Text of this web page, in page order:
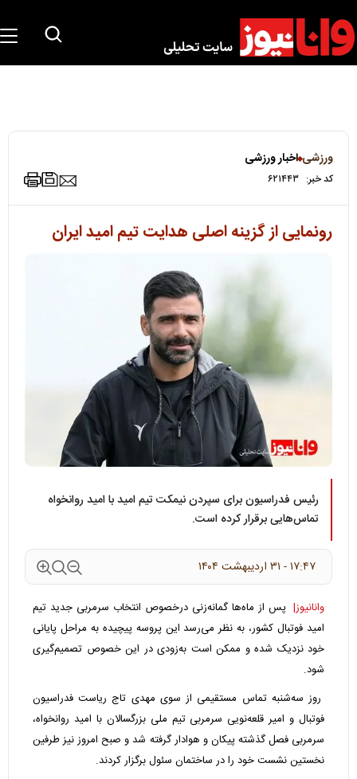
ورزشی اخبار ورزشی
کد خبر: ۶۲۱۴۴۳
رونمایی از گزینه اصلی هدایت تیم امید ایران
رئیس فدراسیون برای سپردن نیمکت تیم امید با امید روانخواه
تماس‌هایی برقرار کرده است.
۱۷:۴۷ - ۳۱ ارديبهشت ۱۴۰۴
وانانیوز| پس از ماه‌ها گمانه‌زنی درخصوص انتخاب سرمربی جدید تیم
امید فوتبال کشور، به نظر می‌رسد این پروسه پیچیده به مراحل پایانی
خود نزدیک شده و ممکن است به‌زودی در این خصوص تصمیم‌گیری
شود.
روز سه‌شنبه تماس مستقیمی از سوی مهدی تاج ریاست فدراسیون
فوتبال و امیر قلعه‌نویی سرمربی تیم ملی بزرگسالان با امید روانخواه،
سرمربی فصل گذشته پیکان و هوادار گرفته شد و صبح امروز نیز طرفین
نخستین نشست خود را در ساختمان سئول برگزار کردند.